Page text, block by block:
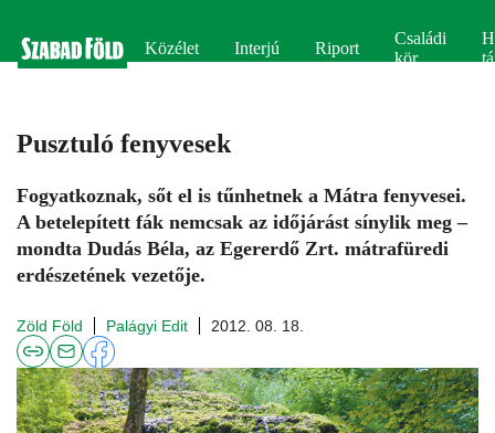
Közélet Interjú Riport
Családi
kör
Pusztuló fenyvesek
Fogyatkoznak, sőt el is tűnhetnek a Mátra fenyvesei.
A betelepített fák nemcsak az időjárást sínylik meg –
mondta Dudás Béla, az Egererdő Zrt. mátrafüredi
erdészetének vezetője.
Zöld Föld Palágyi Edit 2012. 08. 18.